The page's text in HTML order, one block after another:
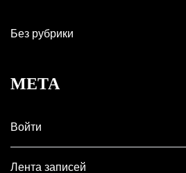
Без рубрики
МЕТА
Войти
Лента записей